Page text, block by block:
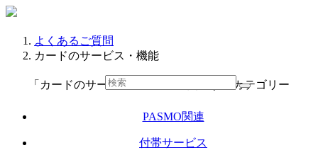
よくあるご質問
カードのサービス・機能
「カードのサービス・機能」に関連するカテゴリー
PASMO関連
付帯サービス